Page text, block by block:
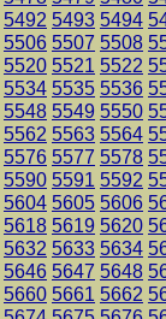
5492 5493 5494
5506 5507 5508
5520 5521 5522
5534 5535 5536
5548 5549 5550
5562 5563 5564
5576 5577 5578
5590 5591 5592
5604 5605 5606
5618 5619 5620
5632 5633 5634
5646 5647 5648
5660 5661 5662